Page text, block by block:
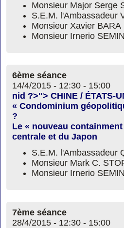
Monsieur Major Serge
S.E.M. l'Ambassadeur
Monsieur Xavier BARA
Monsieur Irnerio
6ème séance
14/4/2015 - 12:30 - 15:00
nid ?>"> CHINE / ÉTATS-
« Condominium
?
Le « nouveau
centrale et du Japon
S.E.M. l'Ambassadeur
Monsieur Mark C.
Monsieur Irnerio
7ème séance
28/4/2015 - 12:30 - 15:00